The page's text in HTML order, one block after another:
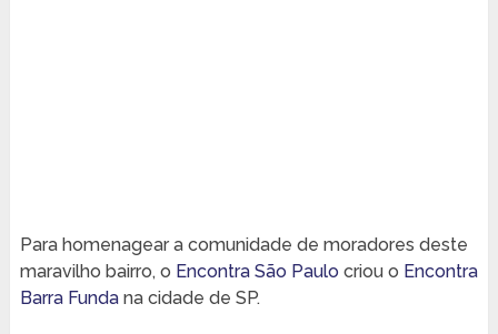
Para homenagear a comunidade de moradores deste
maravilho bairro, o Encontra São Paulo criou o Encontra
Barra Fundana cidade de SP.